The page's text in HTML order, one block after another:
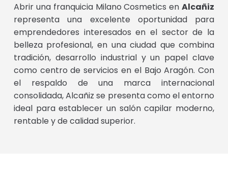
Abrir una franquicia Milano Cosmetics enAlcañiz
representa una excelente oportunidad para
emprendedores interesados en el sector de la
belleza profesional, en una ciudad que combina
tradición, desarrollo industrial y un papel clave
como centro de servicios en el Bajo Aragón. Con
el respaldo de una marca internacional
consolidada, Alcañiz se presenta como el entorno
ideal para establecer un salón capilar moderno,
rentable y de calidad superior.